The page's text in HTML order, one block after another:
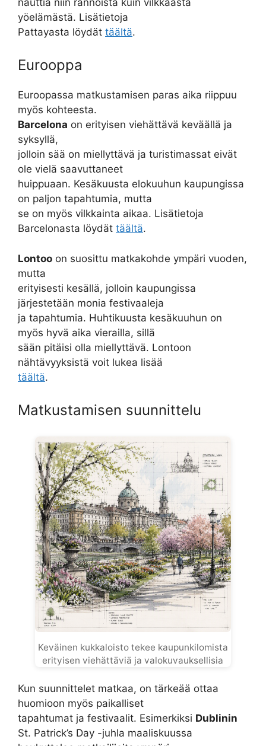
yöelämästä. Lisätietoja
Pattayasta löydät täältä.
Eurooppa
Euroopassa matkustamisen paras aika riippuu
myös kohteesta.
Barcelona on erityisen viehättävä keväällä ja
syksyllä,
jolloin sää on miellyttävä ja turistimassat eivät
ole vielä saavuttaneet
huippuaan. Kesäkuusta elokuuhun kaupungissa
on paljon tapahtumia, mutta
se on myös vilkkainta aikaa. Lisätietoja
Barcelonasta löydät täältä.
Lontoo on suosittu matkakohde ympäri vuoden,
mutta
erityisesti kesällä, jolloin kaupungissa
järjestetään monia festivaaleja
ja tapahtumia. Huhtikuusta kesäkuuhun on
myös hyvä aika vierailla, sillä
sään pitäisi olla miellyttävä. Lontoon
nähtävyyksistä voit lukea lisää
täältä.
Matkustamisen suunnittelu
Keväinen kukkaloisto tekee kaupunkilomista
erityisen viehättäviä ja valokuvauksellisia
Kun suunnittelet matkaa, on tärkeää ottaa
huomioon myös paikalliset
tapahtumat ja festivaalit. Esimerkiksi Dublinin
St. Patrick’s Day -juhla maaliskuussa